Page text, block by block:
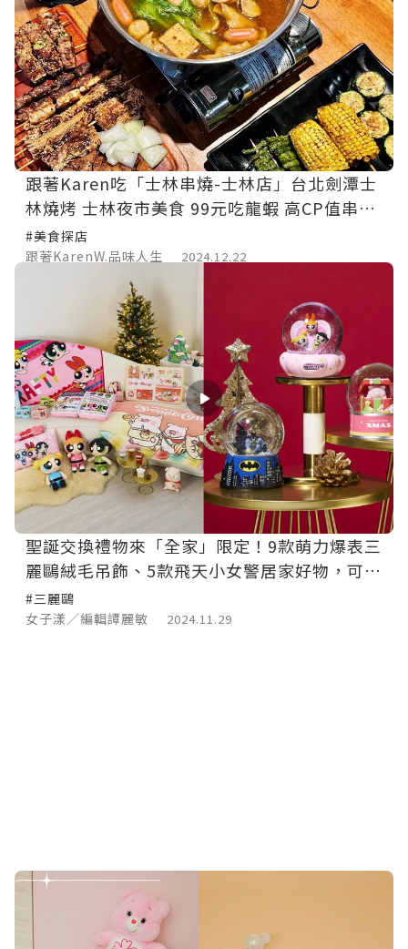
跟著Karen吃「士林串燒-士林店」台北劍潭士
林燒烤 士林夜市美食 99元吃龍蝦 高CP值串燒
居酒屋
#美食探店
跟著KarenW.品味人生
2024.12.22
聖誕交換禮物來「全家」限定！9款萌力爆表三
麗鷗絨毛吊飾、5款飛天小女警居家好物，可愛
到心融化
#三麗鷗
女子漾／編輯譚麗敏
2024.11.29